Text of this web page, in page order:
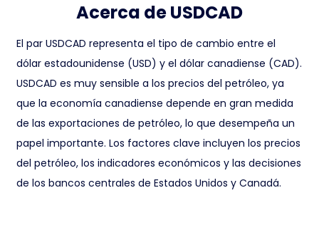
Acerca de USDCAD
El par USDCAD representa el tipo de cambio entre el
dólar estadounidense (USD) y el dólar canadiense (CAD).
USDCAD es muy sensible a los precios del petróleo, ya
que la economía canadiense depende en gran medida
de las exportaciones de petróleo, lo que desempeña un
papel importante. Los factores clave incluyen los precios
del petróleo, los indicadores económicos y las decisiones
de los bancos centrales de Estados Unidos y Canadá.